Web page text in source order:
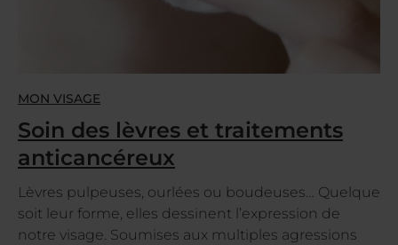
MON VISAGE
Soin des lèvres et traitements
anticancéreux
Lèvres pulpeuses, ourlées ou boudeuses… Quelque
soit leur forme, elles dessinent l’expression de
notre visage. Soumises aux multiples agressions